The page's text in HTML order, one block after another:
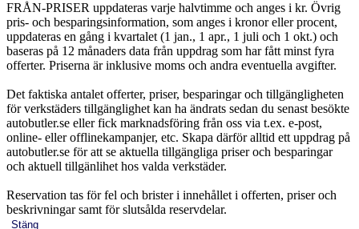
FRÅN-PRISER uppdateras varje halvtimme och anges i kr. Övrig
pris- och besparingsinformation, som anges i kronor eller procent,
uppdateras en gång i kvartalet (1 jan., 1 apr., 1 juli och 1 okt.) och
baseras på 12 månaders data från uppdrag som har fått minst fyra
offerter. Priserna är inklusive moms och andra eventuella avgifter.
Det faktiska antalet offerter, priser, besparingar och tillgängligheten
för verkstäders tillgänglighet kan ha ändrats sedan du senast besökte
autobutler.se eller fick marknadsföring från oss via t.ex. e-post,
online- eller offlinekampanjer, etc. Skapa därför alltid ett uppdrag på
autobutler.se för att se aktuella tillgängliga priser och besparingar
och aktuell tillgänlihet hos valda verkstäder.
Reservation tas för fel och brister i innehållet i offerten, priser och
beskrivningar samt för slutsålda reservdelar.
Stäng